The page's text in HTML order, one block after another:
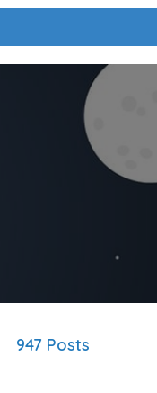
947 Posts